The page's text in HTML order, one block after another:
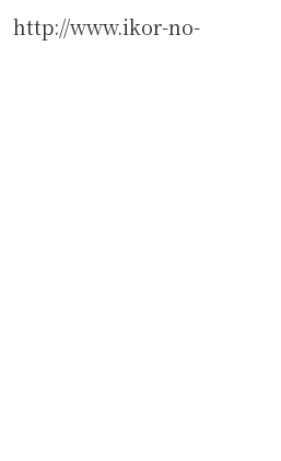
http://www.ikor-no-